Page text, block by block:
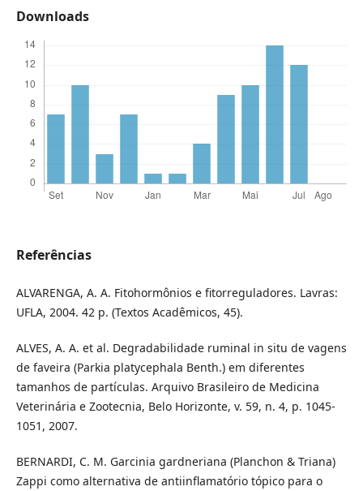
Downloads
Referências
ALVARENGA, A. A. Fitohormônios e fitorreguladores. Lavras:
UFLA, 2004. 42 p. (Textos Acadêmicos, 45).
ALVES, A. A. et al. Degradabilidade ruminal in situ de vagens
de faveira (Parkia platycephala Benth.) em diferentes
tamanhos de partículas. Arquivo Brasileiro de Medicina
Veterinária e Zootecnia, Belo Horizonte, v. 59, n. 4, p. 1045-
1051, 2007.
BERNARDI, C. M. Garcinia gardneriana (Planchon & Triana)
Zappi como alternativa de antiinflamatório tópico para o